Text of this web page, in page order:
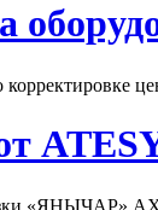
«ЯНЫЧАР»